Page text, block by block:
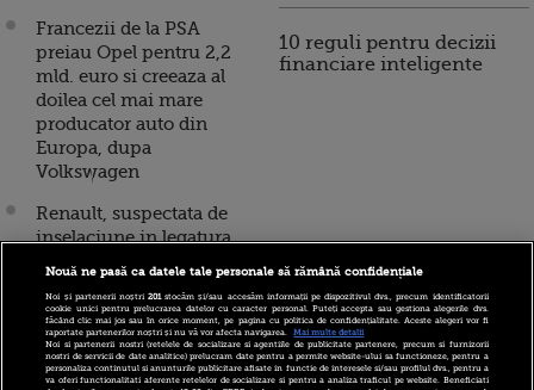
Francezii de la PSA
preiau Opel pentru 2,2
mld. euro si creeaza al
doilea cel mai mare
producator auto din
Europa, dupa
Volkswagen
Renault, suspectata de
inselaciune in legatura
cu emisiile poluante, pe
Actiunile scad
semnificativ, dupa ce
procurorii au lansat o
ancheta
10 reguli pentru decizii
financiare inteligente
Nouă ne pasă ca datele tale personale să rămână confidențiale
Noi și partenerii noștri201stocăm și/sau accesăm informații pe dispozitivul dvs., precum identificatorii
cookie unici pentru prelucrarea datelor cu caracter personal. Puteți accepta sau gestiona alegerile dvs.
făcând clic mai jos sau în orice moment, pe pagina cu politica de confidențialitate. Aceste alegeri vor fi
raportate partenerilor noștri și nu vă vor afecta navigarea.
Mai multe detalii
Noi si partenerii nostri (retelele de socializare si agentiile de publicitate partenere, precum si furnizorii
nostri de servicii de date analitice) prelucram date pentru a permite website-ului sa functioneze, pentru a
personaliza continutul si anunturile publicitare afisate in functie de interesele si/sau profilul dvs., pentru a
va oferi functionalitati aferente retelelor de socializare si pentru a analiza traficul pe website. Beneficiati